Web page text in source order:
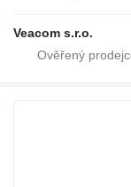
Veacom s.r.o.